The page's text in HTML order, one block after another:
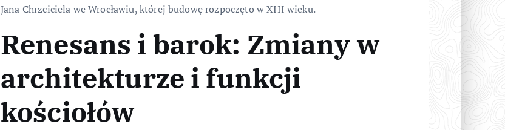
Jana Chrzciciela we Wrocławiu, której budowę rozpoczęto w XIII wieku.
Renesans i barok: Zmiany w
architekturze i funkcji
kościołów